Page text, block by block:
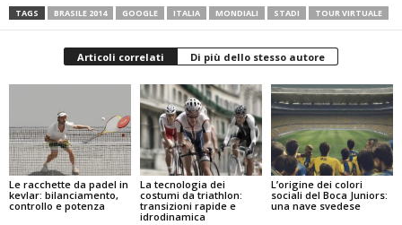
TAGS BRASILE 2014 GOOGLE ITALIA MONDIALI STADI TOUR VIRTUALE
Articoli correlati Di più dello stesso autore
Le racchette da padel in
kevlar: bilanciamento,
controllo e potenza
La tecnologia dei
costumi da triathlon:
transizioni rapide e
idrodinamica
L’origine dei colori
sociali del Boca Juniors:
una nave svedese